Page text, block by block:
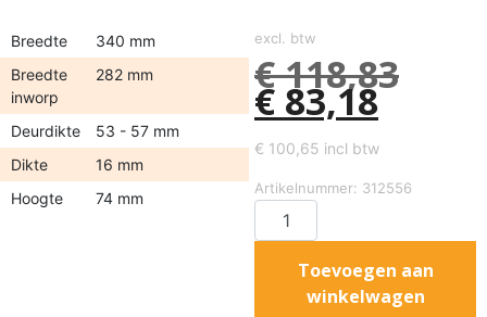
Breedte
340 mm
Breedte
inworp
282 mm
Deurdikte
53 - 57 mm
Dikte
16 mm
Hoogte
74 mm
excl. btw
€118,83
€ 83,18
€ 100,65 incl btw
Artikelnummer: 312556
Toevoegen aan
winkelwagen